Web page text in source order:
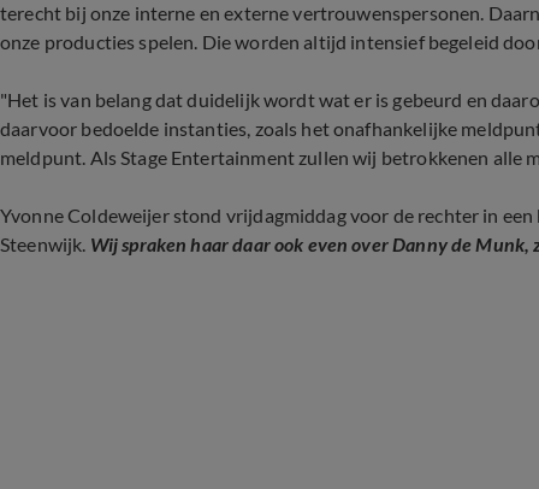
terecht bij onze interne en externe vertrouwenspersonen.
onze producties spelen. Die worden altijd intensief begeleid
"Het is van belang dat duidelijk wordt wat er is gebeurd en
daarvoor bedoelde instanties, zoals het onafhankelijke
meldpunt. Als Stage Entertainment zullen wij betrokkenen alle
Yvonne Coldeweijer stond vrijdagmiddag voor de rechter in
Steenwijk. Wij spraken haar daar ook even over Danny de